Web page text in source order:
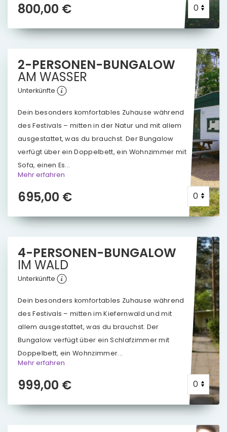
800,00 €
2-PERSONEN-BUNGALOW
AM WASSER
Unterkünfte
Dein besonders komfortables Zuhause während
des Festivals – mitten in der Natur und mit allem
ausgestattet, was du brauchst. Der Bungalow
verfügt über ein Doppelbett, ein Wohnzimmer mit
Sofa, einen Es...
Mehr erfahren
695,00 €
4-PERSONEN-BUNGALOW
IM WALD
Unterkünfte
Dein besonders komfortables Zuhause während
des Festivals – mitten im Kiefernwald und mit
allem ausgestattet, was du brauchst. Der
Bungalow verfügt über ein Schlafzimmer mit
Doppelbett, ein Wohnzimmer...
Mehr erfahren
999,00 €